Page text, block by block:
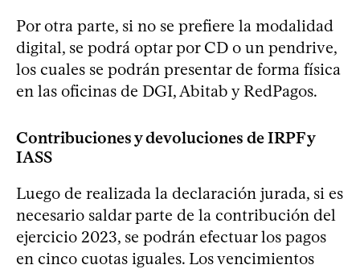
Por otra parte, si no se prefiere la modalidad
digital, se podrá optar por CD o un pendrive,
los cuales se podrán presentar de forma física
en las oficinas de DGI, Abitab y RedPagos.
Contribuciones y devoluciones de IRPF y
IASS
Luego de realizada la declaración jurada, si es
necesario saldar parte de la contribución del
ejercicio 2023, se podrán efectuar los pagos
en cinco cuotas iguales. Los vencimientos